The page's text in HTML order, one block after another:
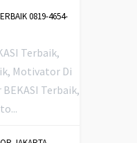
0819-4654-
Terbaik,
Motivator Di
Terbaik,